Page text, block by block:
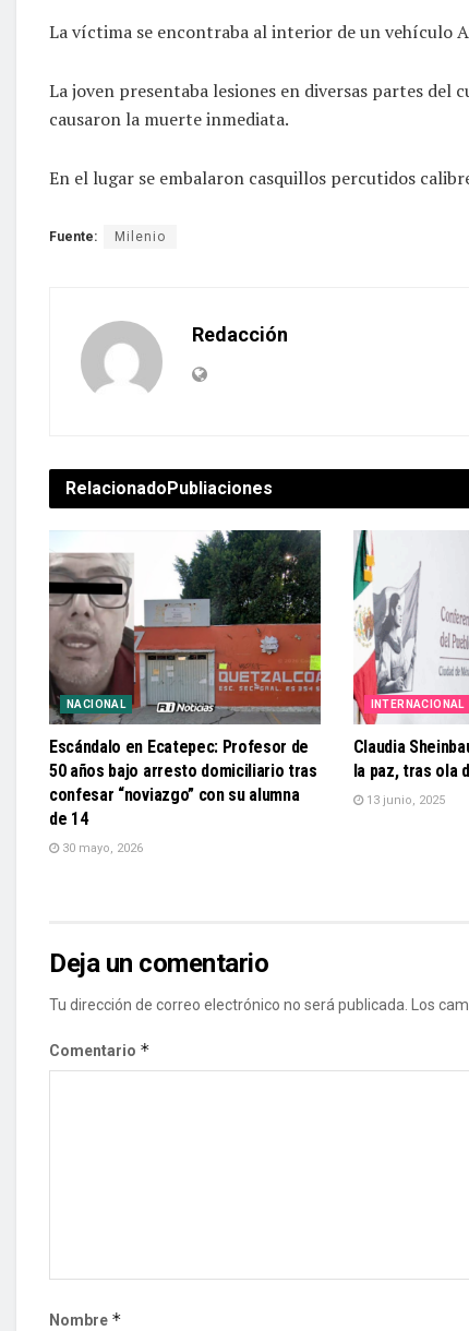
La víctima se encontraba al interior de un vehículo
La joven presentaba lesiones en diversas partes del
causaron la muerte inmediata.
En el lugar se embalaron casquillos percutidos
Fuente: Milenio
Redacción
RelacionadoPubliaciones
NACIONAL
Escándalo en Ecatepec: Profesor de
50 años bajo arresto domiciliario tras
confesar “noviazgo” con su alumna
de 14
30 mayo, 2026
INTERNACIONAL
Claudia
la paz, tras ola
13 junio, 2025
Deja un comentario
Tu dirección de correo electrónico no será publicada. Los
Comentario *
Nombre *